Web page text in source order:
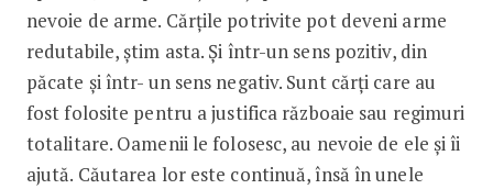
nevoie de arme. Cărțile potrivite pot deveni arme
redutabile, știm asta. Și într-un sens pozitiv, din
păcate și într- un sens negativ. Sunt cărți care au
fost folosite pentru a justifica războaie sau regimuri
totalitare. Oamenii le folosesc, au nevoie de ele și îi
ajută. Căutarea lor este continuă, însă în unele